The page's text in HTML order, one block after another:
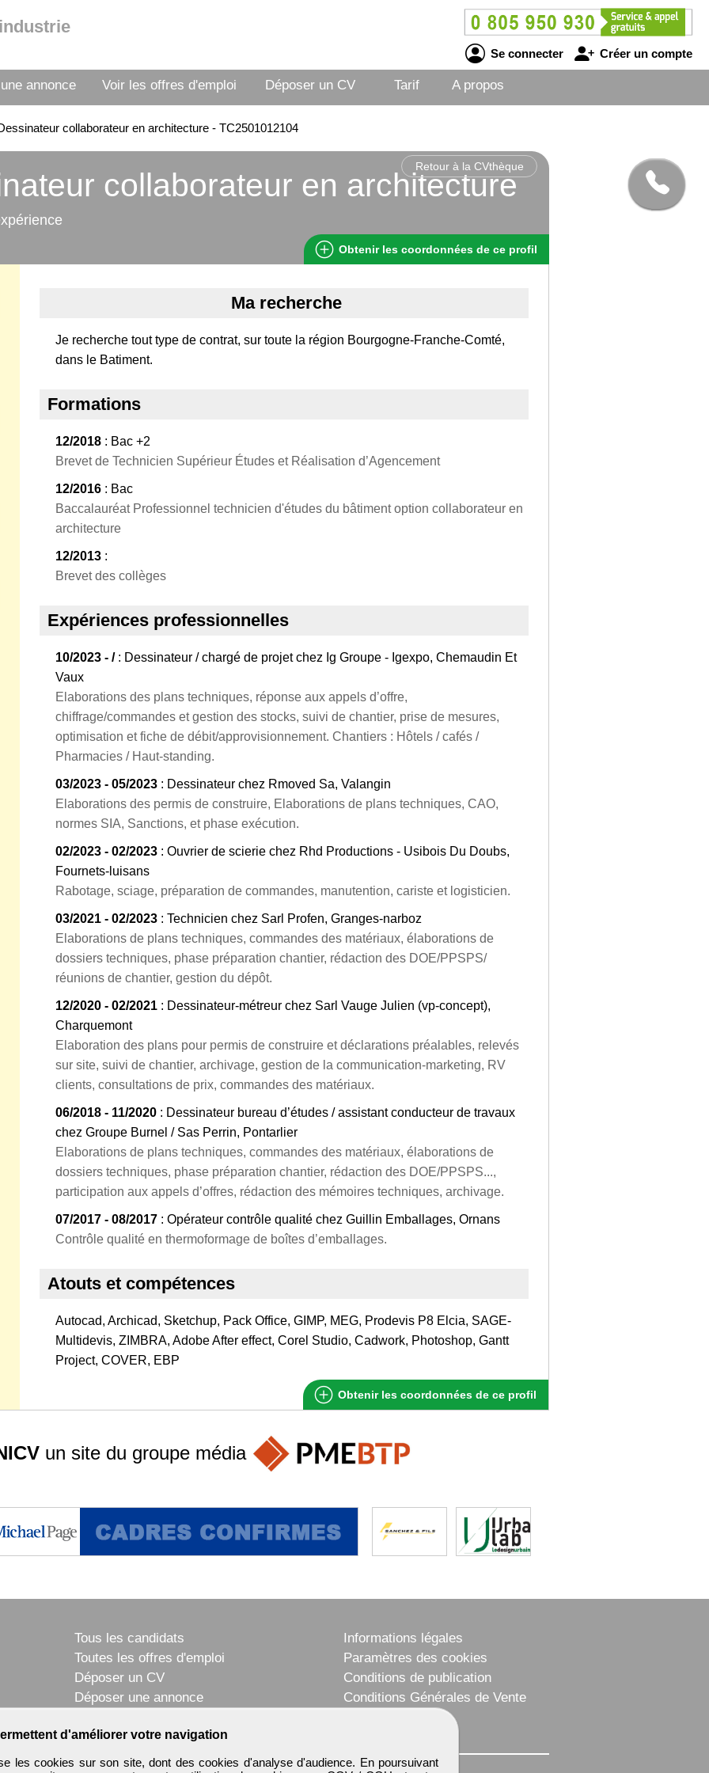
Se connecter Créer un compte
annonce Voir les offres d'emploi Déposer un CV Tarif A propos
collaborateur en architecture - TC2501012104
Retour à la CVthèque
collaborateur en architecture
Obtenir les coordonnées de ce profil
Ma recherche
Je recherche tout type de contrat, sur toute la région Bourgogne-Franche-Comté,
dans le Batiment.
Formations
12/2018 : Bac +2
Brevet de Technicien Supérieur Études et Réalisation d’Agencement
12/2016 : Bac
Baccalauréat Professionnel technicien d'études du bâtiment option collaborateur en
architecture
12/2013 :
Brevet des collèges
Expériences professionnelles
10/2023 - /: Dessinateur / chargé de projet chez Ig Groupe - Igexpo, Chemaudin Et
Vaux
Elaborations des plans techniques, réponse aux appels d’offre,
chiffrage/commandes et gestion des stocks, suivi de chantier, prise de mesures,
optimisation et fiche de débit/approvisionnement. Chantiers : Hôtels / cafés /
Pharmacies / Haut-standing.
03/2023 - 05/2023 : Dessinateur chez Rmoved Sa, Valangin
Elaborations des permis de construire, Elaborations de plans techniques, CAO,
normes SIA, Sanctions, et phase exécution.
02/2023 - 02/2023 : Ouvrier de scierie chez Rhd Productions - Usibois Du Doubs,
Fournets-luisans
Rabotage, sciage, préparation de commandes, manutention, cariste et logisticien.
03/2021 - 02/2023 : Technicien chez Sarl Profen, Granges-narboz
Elaborations de plans techniques, commandes des matériaux, élaborations de
dossiers techniques, phase préparation chantier, rédaction des DOE/PPSPS/
réunions de chantier, gestion du dépôt.
12/2020 - 02/2021 : Dessinateur-métreur chez Sarl Vauge Julien (vp-concept),
Charquemont
Elaboration des plans pour permis de construire et déclarations préalables, relevés
sur site, suivi de chantier, archivage, gestion de la communication-marketing, RV
clients, consultations de prix, commandes des matériaux.
06/2018 - 11/2020 : Dessinateur bureau d’études / assistant conducteur de travaux
chez Groupe Burnel / Sas Perrin, Pontarlier
Elaborations de plans techniques, commandes des matériaux, élaborations de
dossiers techniques, phase préparation chantier, rédaction des DOE/PPSPS...,
participation aux appels d’offres, rédaction des mémoires techniques, archivage.
07/2017 - 08/2017 : Opérateur contrôle qualité chez Guillin Emballages, Ornans
Contrôle qualité en thermoformage de boîtes d’emballages.
Atouts et compétences
Autocad, Archicad, Sketchup, Pack Office, GIMP, MEG, Prodevis P8 Elcia, SAGE-
Multidevis, ZIMBRA, Adobe After effect, Corel Studio, Cadwork, Photoshop, Gantt
Project, COVER, EBP
Obtenir les coordonnées de ce profil
d'améliorer votre navigation
les cookies sur son site, dont des cookies d'analyse d'audience. En poursuivant
un site du groupe média
Tous les candidats
Toutes les offres d'emploi
Déposer un CV
Déposer une annonce
Informations légales
Paramètres des cookies
Conditions de publication
Conditions Générales de Vente